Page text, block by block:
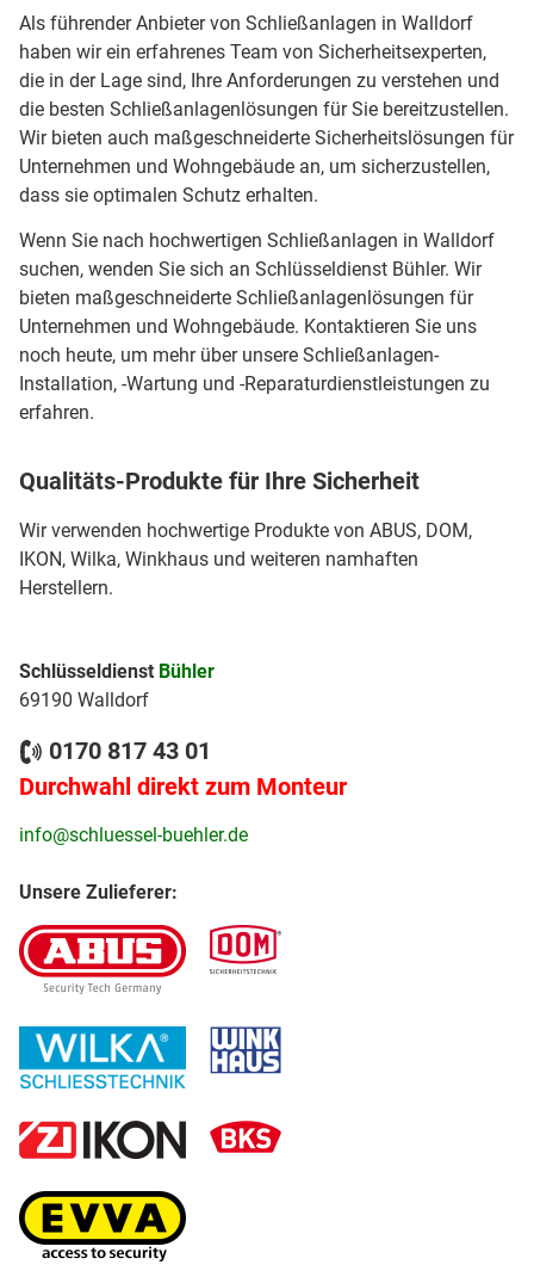
Als führender Anbieter von Schließanlagen in Walldorf
haben wir ein erfahrenes Team von Sicherheitsexperten,
die in der Lage sind, Ihre Anforderungen zu verstehen und
die besten Schließanlagenlösungen für Sie bereitzustellen.
Wir bieten auch maßgeschneiderte Sicherheitslösungen für
Unternehmen und Wohngebäude an, um sicherzustellen,
dass sie optimalen Schutz erhalten.
Wenn Sie nach hochwertigen Schließanlagen in Walldorf
suchen, wenden Sie sich an Schlüsseldienst Bühler. Wir
bieten maßgeschneiderte Schließanlagenlösungen für
Unternehmen und Wohngebäude. Kontaktieren Sie uns
noch heute, um mehr über unsere Schließanlagen-
Installation, -Wartung und -Reparaturdienstleistungen zu
erfahren.
Qualitäts-Produkte für Ihre Sicherheit
Wir verwenden hochwertige Produkte von ABUS, DOM,
IKON, Wilka, Winkhaus und weiteren namhaften
Herstellern.
Schlüsseldienst Bühler
69190 Walldorf
0170 817 43 01
Durchwahl direkt zum Monteur
info@schluessel-buehler.de
Unsere Zulieferer: